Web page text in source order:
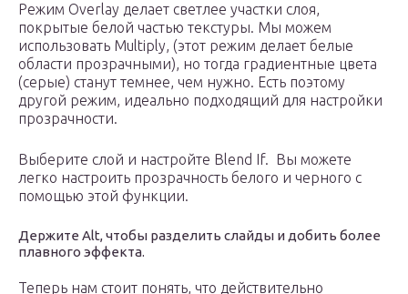
Режим Overlay делает светлее участки слоя,
покрытые белой частью текстуры. Мы можем
использовать Multiply, (этот режим делает белые
области прозрачными), но тогда градиентные цвета
(серые) станут темнее, чем нужно. Есть поэтому
другой режим, идеально подходящий для настройки
прозрачности.
Выберите слой и настройте Blend If. Вы можете
легко настроить прозрачность белого и черного с
помощью этой функции.
Держите Alt, чтобы разделить слайды и добить более
плавного эффекта.
Теперь нам стоит понять, что действительно